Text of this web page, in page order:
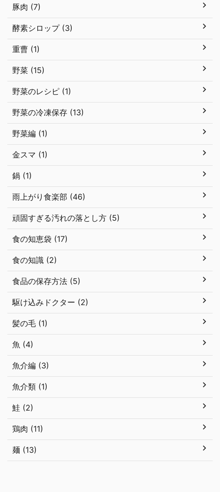
豚肉 (7)
酵素シロップ (3)
重曹 (1)
野菜 (15)
野菜のレシピ (1)
野菜の冷凍保存 (13)
野菜編 (1)
金スマ (1)
鍋 (1)
雨上がり食楽部 (46)
頑固すぎる汚れの落とし方 (5)
食の知恵袋 (17)
食の知識 (2)
食品の保存方法 (5)
駆け込みドクター (2)
髪の毛 (1)
魚 (4)
魚介編 (3)
魚介類 (1)
鮭 (2)
鶏肉 (11)
麺 (13)